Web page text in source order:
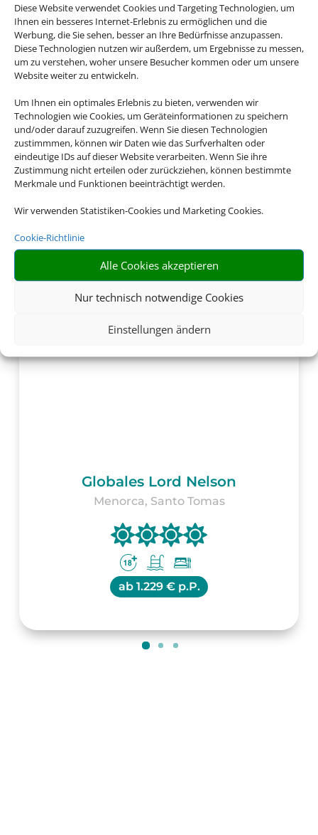
Diese Website verwendet Cookies und Targeting Technologien, um
Ihnen ein besseres Internet-Erlebnis zu ermöglichen und die
Werbung, die Sie sehen, besser an Ihre Bedürfnisse anzupassen.
Diese Technologien nutzen wir außerdem, um Ergebnisse zu messen,
um zu verstehen, woher unsere Besucher kommen oder um unsere
Website weiter zu entwickeln.
Um Ihnen ein optimales Erlebnis zu bieten, verwenden wir
Technologien wie Cookies, um Geräteinformationen zu speichern
und/oder darauf zuzugreifen. Wenn Sie diesen Technologien
zustimmmen, können wir Daten wie das Surfverhalten oder
eindeutige IDs auf dieser Website verarbeiten. Wenn Sie ihre
Zustimmung nicht erteilen oder zurückziehen, können bestimmte
Merkmale und Funktionen beeinträchtigt werden.
Wir verwenden Statistiken-Cookies und Marketing Cookies.
Cookie-Richtlinie
Alle Cookies akzeptieren
Nur technisch notwendige Cookies
Einstellungen ändern
ab 1.012 € p.P.
Globales Lord Nelson
Menorca, Santo Tomas
ab 1.229 € p.P.